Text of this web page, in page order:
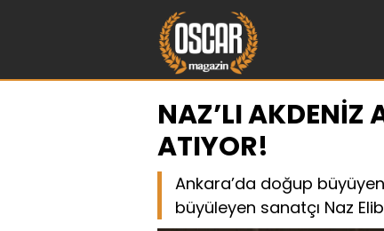
NAZ’LI AKDENİZ
ATIYOR!
Ankara’da doğup
büyüleyen sanatçı Naz